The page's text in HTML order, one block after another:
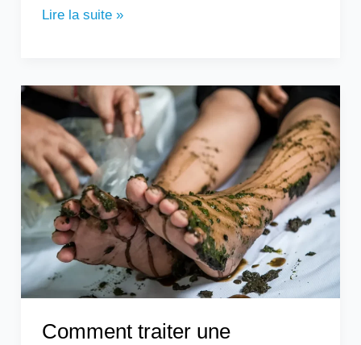
Lire la suite »
Comment traiter une
Comment
traiter
une
neuropathie
des
pieds
par
les
plantes
?